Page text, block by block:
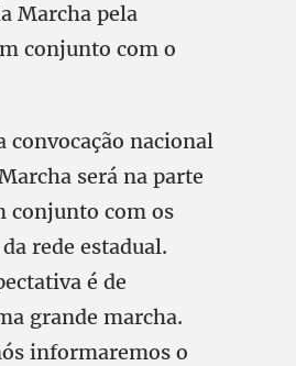
Marcha pela
conjunto com o
convocação nacional
será na parte
conjunto com os
rede estadual.
é de
grande marcha.
informaremos o